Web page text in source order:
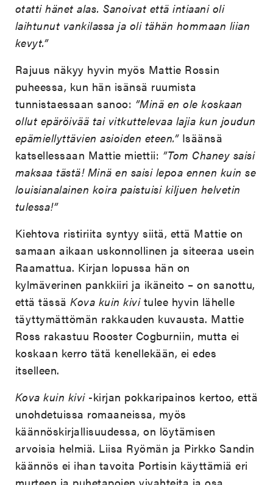
otatti hänet alas. Sanoivat että intiaani oli
laihtunut vankilassa ja oli tähän hommaan liian
kevyt.”
Rajuus näkyy hyvin myös Mattie Rossin
puheessa, kun hän isänsä ruumista
tunnistaessaan sanoo: ”Minä en ole koskaan
ollut epäröivää tai vitkuttelevaa lajia kun joudun
epämiellyttävien asioiden eteen.”Isäänsä
katsellessaan Mattie miettii: ”Tom Chaney saisi
maksaa tästä! Minä en saisi lepoa ennen kuin se
louisianalainen koira paistuisi kiljuen helvetin
tulessa!”
Kiehtova ristiriita syntyy siitä, että Mattie on
samaan aikaan uskonnollinen ja siteeraa usein
Raamattua. Kirjan lopussa hän on
kylmäverinen pankkiiri ja ikäneito – on sanottu,
että tässäKova kuin kivi tulee hyvin lähelle
täyttymättömän rakkauden kuvausta. Mattie
Ross rakastuu Rooster Cogburniin, mutta ei
koskaan kerro tätä kenellekään, ei edes
itselleen.
Kova kuin kivi -kirjan pokkaripainos kertoo, että
unohdetuissa romaaneissa, myös
käännöskirjallisuudessa, on löytämisen
arvoisia helmiä. Liisa Ryömän ja Pirkko Sandin
käännös ei ihan tavoita Portisin käyttämiä eri